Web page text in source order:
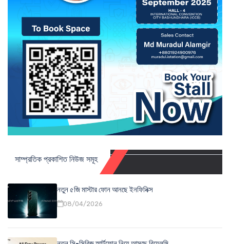
সাম্প্রতিক প্রকাশিত নিউজ সমূহ
নতুন ৫জি মাস্টার ফোন আনছে ইনফিনিক্স
08/04/2026